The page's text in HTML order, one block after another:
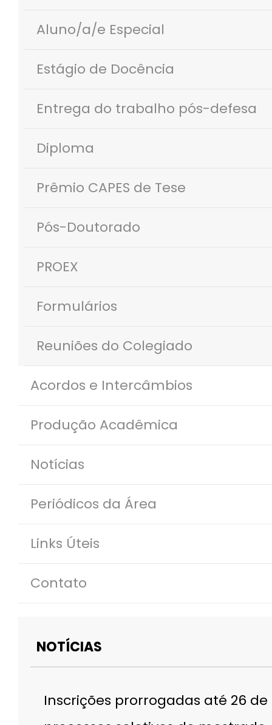
Aluno/a/e Especial
Estágio de Docência
Entrega do trabalho pós-defesa
Diploma
Prêmio CAPES de Tese
Pós-Doutorado
PROEX
Formulários
Reuniões do Colegiado
Acordos e Intercâmbios
Produção Acadêmica
Notícias
Periódicos da Área
Links Úteis
Contato
NOTÍCIAS
Inscrições prorrogadas até 26